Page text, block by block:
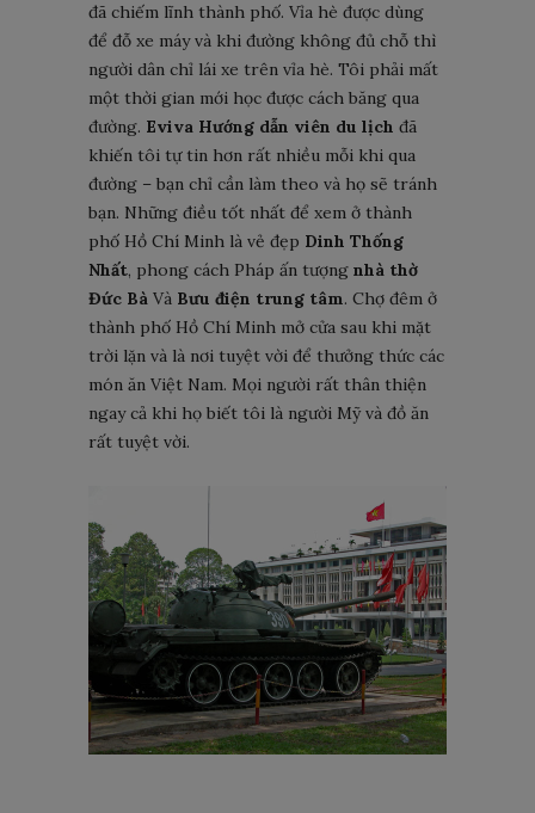
đã chiếm lĩnh thành phố. Vỉa hè được dùng
để đỗ xe máy và khi đường không đủ chỗ thì
người dân chỉ lái xe trên vỉa hè. Tôi phải mất
một thời gian mới học được cách băng qua
đường. Eviva Hướng dẫn viên du lịch đã
khiến tôi tự tin hơn rất nhiều mỗi khi qua
đường – bạn chỉ cần làm theo và họ sẽ tránh
bạn. Những điều tốt nhất để xem ở thành
phố Hồ Chí Minh là vẻ đẹp Dinh Thống
Nhất, phong cách Pháp ấn tượng nhà thờ
Đức Bà Và Bưu điện trung tâm. Chợ đêm ở
thành phố Hồ Chí Minh mở cửa sau khi mặt
trời lặn và là nơi tuyệt vời để thưởng thức các
món ăn Việt Nam. Mọi người rất thân thiện
ngay cả khi họ biết tôi là người Mỹ và đồ ăn
rất tuyệt vời.